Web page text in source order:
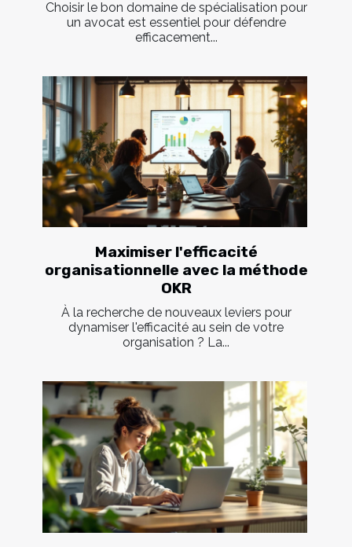
Choisir le bon domaine de spécialisation pour
un avocat est essentiel pour défendre
efficacement...
Maximiser l'efficacité
organisationnelle avec la méthode
OKR
À la recherche de nouveaux leviers pour
dynamiser l'efficacité au sein de votre
organisation ? La...